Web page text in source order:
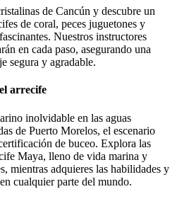
de Cancún y descubre un
de coral, peces juguetones y
Nuestros instructores
en cada paso, asegurando una
segura y agradable.
arrecife
inolvidable en las aguas
de Puerto Morelos, el escenario
de buceo. Explora las
Maya, lleno de vida marina y
mientras adquieres las habilidades y
cualquier parte del mundo.